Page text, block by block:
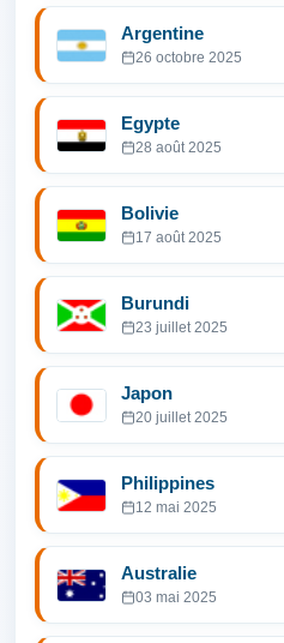
Argentine
26 octobre 2025
Egypte
28 août 2025
Bolivie
17 août 2025
Burundi
23 juillet 2025
Japon
20 juillet 2025
Philippines
12 mai 2025
Australie
03 mai 2025